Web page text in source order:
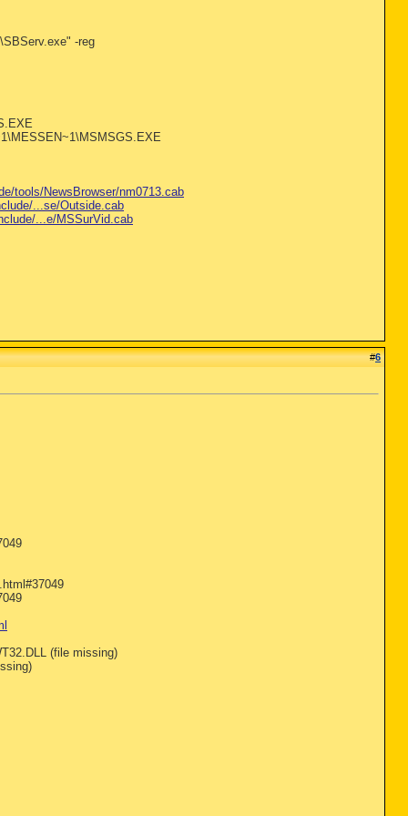
-reg
tools/NewsBrowser/nm0713.cab
...se/Outside.cab
...e/MSSurVid.cab
#6
(file missing)